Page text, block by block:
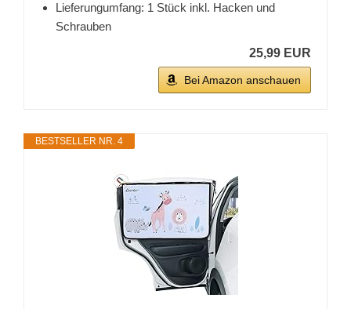
Lieferungumfang: 1 Stück inkl. Hacken und
Schrauben
25,99 EUR
Bei Amazon anschauen
BESTSELLER NR. 4